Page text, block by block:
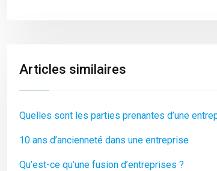
Articles similaires
Quelles sont les parties prenantes d’une
10 ans d’ancienneté dans une entreprise
Qu’est-ce qu’une fusion d’entreprises ?